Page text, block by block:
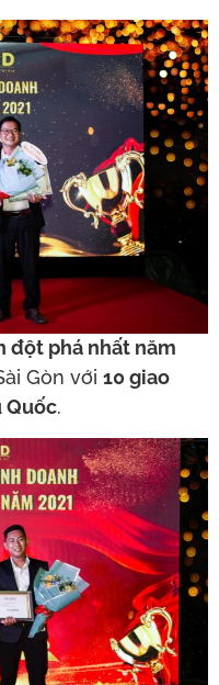
đột phá nhất năm
Gòn với 10 giao
Quốc.